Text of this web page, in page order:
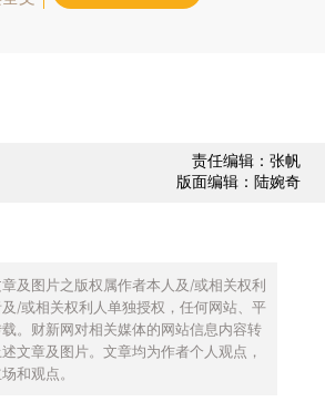
责任编辑：张帆
版面编辑：陆婉奇
及图片之版权属作者本人及/或相关权利
/或相关权利人单独授权，任何网站、平
。财新网对相关媒体的网站信息内容转
文章及图片。文章均为作者个人观点，
和观点。